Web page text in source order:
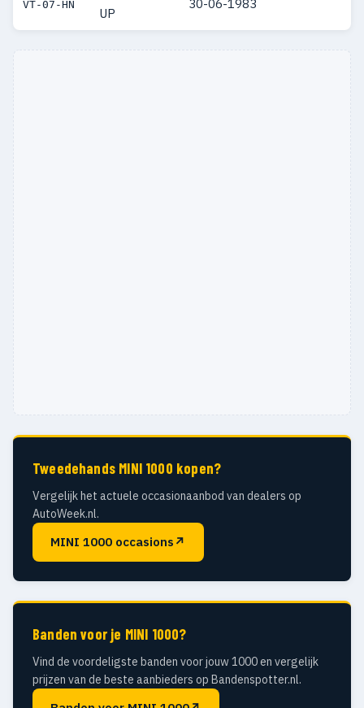
VT-07-HN
UP
30-06-1983
Tweedehands MINI 1000 kopen?
Vergelijk het actuele occasionaanbod van dealers op
AutoWeek.nl.
MINI 1000 occasions ↗
Banden voor je MINI 1000?
Vind de voordeligste banden voor jouw 1000 en vergelijk
prijzen van de beste aanbieders op Bandenspotter.nl.